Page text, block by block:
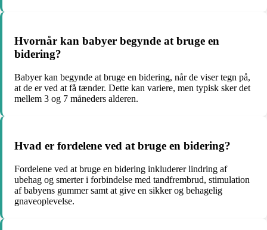
Hvornår kan babyer begynde at bruge en
bidering?
Babyer kan begynde at bruge en bidering, når de viser tegn på,
at de er ved at få tænder. Dette kan variere, men typisk sker det
mellem 3 og 7 måneders alderen.
Hvad er fordelene ved at bruge en bidering?
Fordelene ved at bruge en bidering inkluderer lindring af
ubehag og smerter i forbindelse med tandfrembrud, stimulation
af babyens gummer samt at give en sikker og behagelig
gnaveoplevelse.